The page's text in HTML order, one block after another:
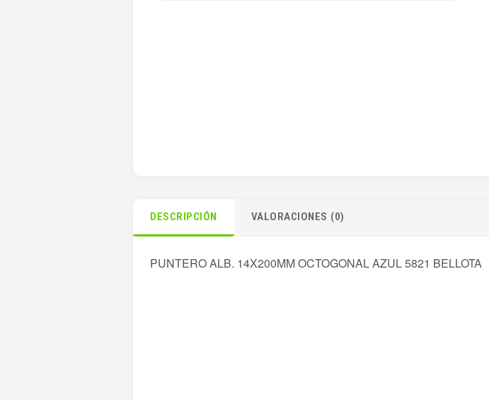
DESCRIPCIÓN VALORACIONES (0)
PUNTERO ALB. 14X200MM OCTOGONAL AZUL 5821 BELLOTA